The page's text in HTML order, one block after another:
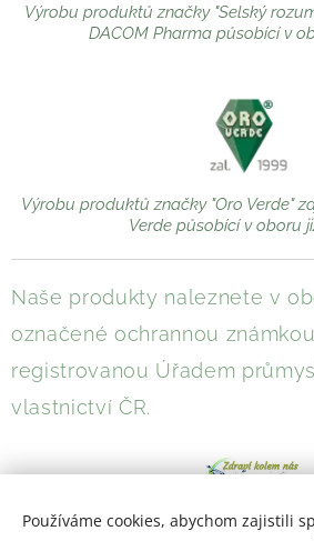
Výrobu produktů značky "Selský
DACOM Pharma působící v
Výrobu produktů značky "Oro Verde"
Verde působící v oboru
Naše produkty naleznete v
označené ochrannou známkou
registrovanou Úřadem
vlastnictví ČR.
Používáme cookies, abychom zajistili